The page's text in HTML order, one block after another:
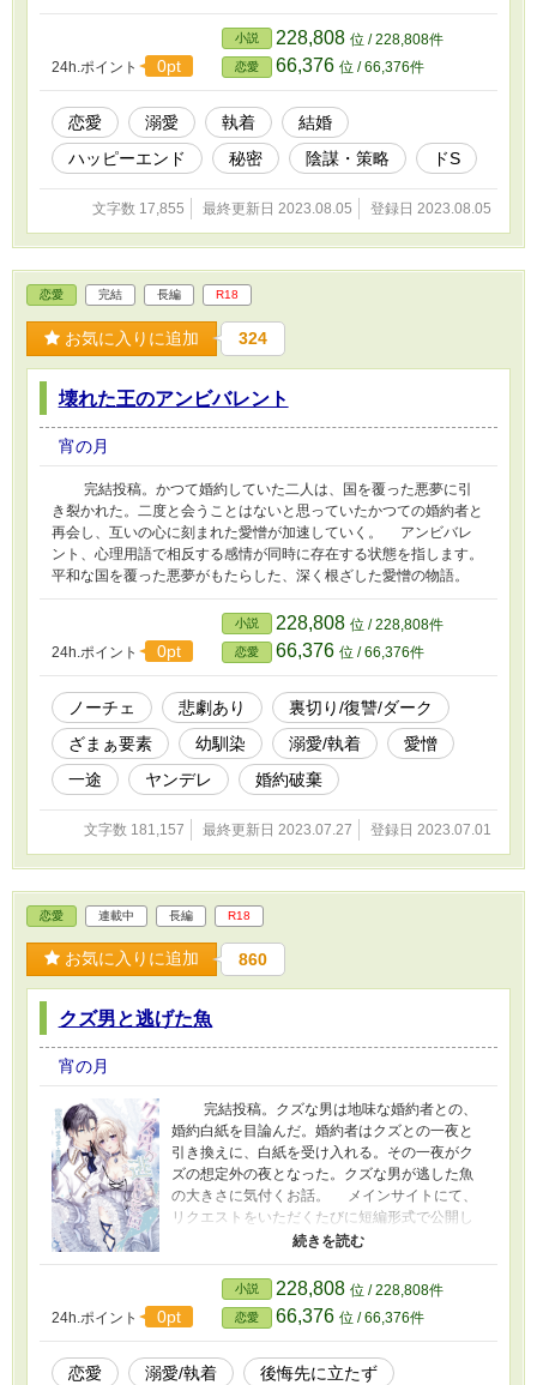
24h.ポイント 0pt
小説 228,808 位 / 228,808件
恋愛 66,376 位 / 66,376件
恋愛 溺愛 執着
結婚
ハッピーエンド
秘密 陰謀・策略 ドS
文字数 17,855 最終更新日 2023.08.05 登録日 2023.08.05
恋愛 完結 長編 R18
お気に入りに追加 324
壊れた王のアンビバレント
宵の月
完結投稿。かつて婚約していた二人は、国を覆った悪夢に引
き裂かれた。二度と会うことはないと思っていたかつての婚約者と
再会し、互いの心に刻まれた愛憎が加速していく。 アンビバレ
ント、心理用語で相反する感情が同時に存在する状態を指します。
平和な国を覆った悪夢がもたらした、深く根ざした愛憎の物語。
24h.ポイント 0pt
小説 228,808 位 / 228,808件
恋愛 66,376 位 / 66,376件
ノーチェ 悲劇あり
裏切り/復讐/ダーク
ざまぁ要素
幼馴染 溺愛/執着
愛憎
一途
ヤンデレ 婚約破棄
文字数 181,157 最終更新日 2023.07.27 登録日 2023.07.01
恋愛 連載中 長編 R18
お気に入りに追加 860
クズ男と逃げた魚
宵の月
完結投稿。クズな男は地味な婚約者との、
婚約白紙を目論んだ。婚約者はクズとの一夜と
引き換えに、白紙を受け入れる。その一夜がク
ズの想定外の夜となった。クズな男が逃した魚
の大きさに気付くお話。 メインサイトにて、
リクエストをいただくたびに短編形式で公開し
ていたものを、一話前編後編に分けて公開して
いきます。
24h.ポイント 0pt
小説 228,808 位 / 228,808件
恋愛 66,376 位 / 66,376件
恋愛 溺愛/執着
後悔先に立たず